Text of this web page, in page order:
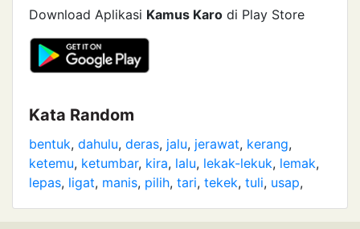
Download Aplikasi Kamus Karo di Play Store
Kata Random
bentuk, dahulu, deras, jalu, jerawat, kerang,
ketemu, ketumbar, kira, lalu, lekak-lekuk, lemak,
lepas, ligat, manis, pilih, tari, tekek, tuli, usap,